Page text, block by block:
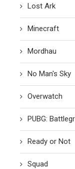
Lost Ark
Minecraft
Mordhau
No Man's Sky
Overwatch
PUBG:
Ready or Not
Squad